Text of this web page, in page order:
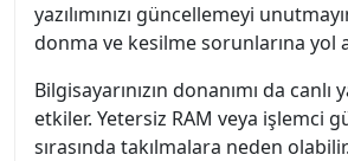
yazılımınızı güncellemeyi
donma ve kesilme sorunlarına yol
Bilgisayarınızın donanımı da canlı
etkiler. Yetersiz RAM veya işlemci
sırasında takılmalara neden